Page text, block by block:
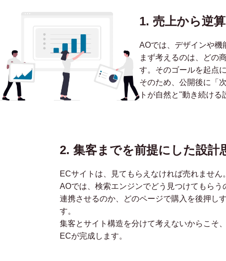
1. 売上から逆
AOでは、デザインや機
まず考えるのは、どの
す。そのゴールを起点
そのため、公開後に「
トが自然と"動き続ける
2. 集客までを前提にした設計
ECサイトは、見てもらえなければ売れません。
AOでは、検索エンジンでどう見つけてもら
連携させるのか、どのページで購入を後押し
す。
集客とサイト構造を分けて考えないからこそ
ECが完成します。